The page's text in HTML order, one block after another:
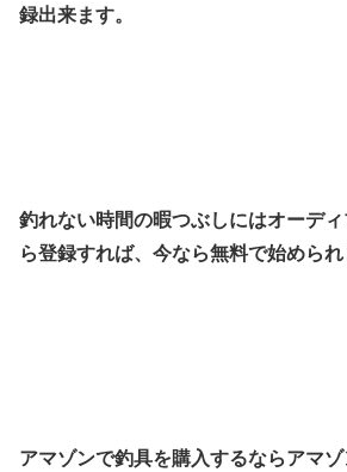
録出来ます。
釣れない時間の暇つぶしにはオーデ
ら登録すれば、今なら無料で始められ
アマゾンで釣具を購入するならアマ